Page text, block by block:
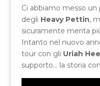
Ci abbiamo messo
degli Heavy Pettin,
sicuramente merita
Intanto nel nuovo
tour con gli Uriah
supporto… la storia